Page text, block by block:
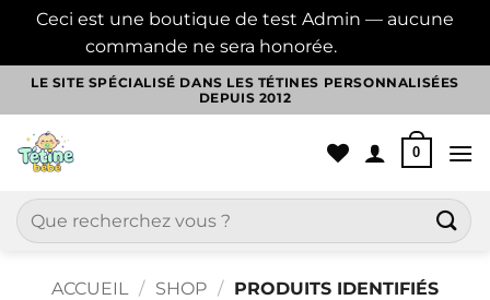
Ceci est une boutique de test Admin — aucune
commande ne sera honorée.
Passer
contenu
LE SITE SPÉCIALISÉ DANS LES TÉTINES PERSONNALISÉES
DEPUIS 2012
0
Recherche
pour :
ACCUEIL / SHOP / PRODUITS IDENTIFIÉS